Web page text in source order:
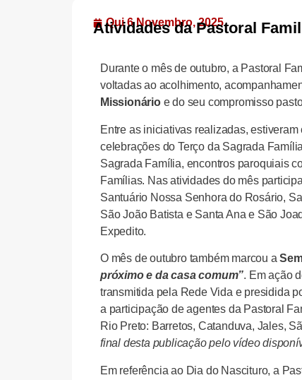
Qui 6 Novembro, 2025
Atividades da Pastoral
Durante o mês de outubro, a Pastoral
voltadas ao acolhimento,
Missionárioe do seu compromisso
Entre as iniciativas realizadas,
celebrações do Terço da Sagrada
Sagrada Família, encontros paroquiais
Famílias. Nas atividades do mês
Santuário Nossa Senhora do Rosário,
São João Batista e Santa Ana e São
Expedito.
O mês de outubro também marcou a
próximo e da casa comum”. Em ação
transmitida pela Rede Vida e presidida
a participação de agentes da Pastoral
Rio Preto: Barretos, Catanduva, Jales,
final desta publicação pelo vídeo
Em referência ao Dia do Nascituro, a